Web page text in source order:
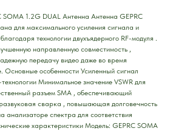
1.2G DUAL Антенна Антенна GEPRC
для максимального усиления сигнала и
технологии двухъядерного RF-модуля .
направленную совместимость ,
передачу видео даже во время
Основные особенности Усиленный сигнал
Минимальное значение VSWR для
разъем SMA , обеспечивающий
сварка , повышающая долговечность
анализаторе спектра для соответствия
характеристики Модель: GEPRC SOMA